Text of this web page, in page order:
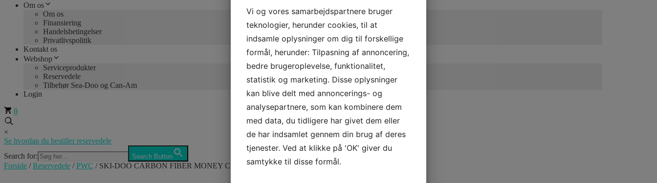
Om os
Om os
Finansiering
Handelsbetingelser
Privatlivspolitik
Kontakt os
Webshop
Serviceprodukter
Reservedele
Tilbehør Sea-Doo og Can-Am
Login
0
×
Se hvordan du bestiller reservedele
Search for:
Search Button
Forside /Reservedele /PWC / SKI-DOO CARBON FIBER MONEY CLIP
Vi og vores samarbejdspartnere bruger
teknologier, herunder cookies, til at
indsamle oplysninger om dig til forskellige
formål, herunder: Tilpasning af annoncering,
bedre brugeroplevelse, funktionalitet,
statistik og marketing. Disse oplysninger
kan blive delt med annoncerings- og
analysepartnere, som kan kombinere dem
med data, du tidligere har givet dem eller
de har indsamlet gennem din brug af deres
tjenester. Ved at klikke på 'OK' giver du
samtykke til disse formål.